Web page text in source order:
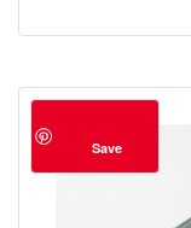
Save